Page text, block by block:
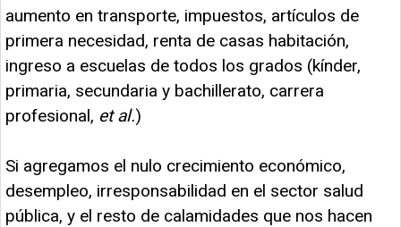
aumento en transporte, impuestos, artículos de
primera necesidad, renta de casas habitación,
ingreso a escuelas de todos los grados (kínder,
primaria, secundaria y bachillerato, carrera
profesional, et al.)
Si agregamos el nulo crecimiento económico,
desempleo, irresponsabilidad en el sector salud
pública, y el resto de calamidades que nos hacen